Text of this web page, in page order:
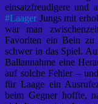
einsatzfreudigere und
#Laager Jungs mit
war man
Favoriten ein Bein zu
schwer in das Spiel.
Ballannahme eine
auf solche Fehler –
für Laage ein
beim Gegner hoffte,